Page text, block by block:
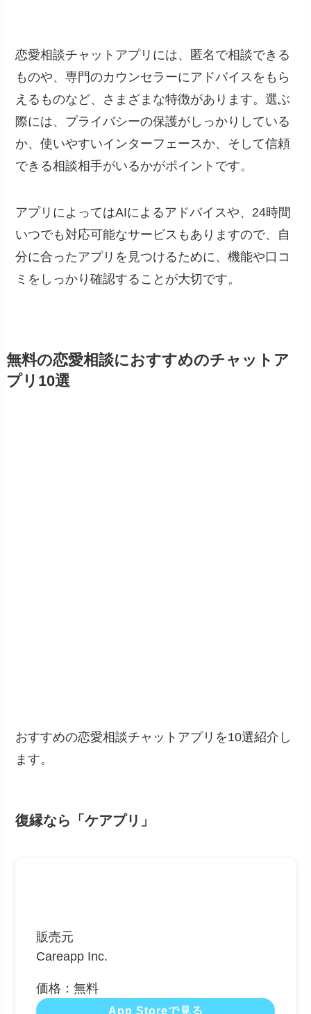
恋愛相談チャットアプリには、匿名で相談できる
ものや、専門のカウンセラーにアドバイスをもら
えるものなど、さまざまな特徴があります。選ぶ
際には、プライバシーの保護がしっかりしている
か、使いやすいインターフェースか、そして信頼
できる相談相手がいるかがポイントです。
アプリによってはAIによるアドバイスや、24時間
いつでも対応可能なサービスもありますので、自
分に合ったアプリを見つけるために、機能や口コ
ミをしっかり確認することが大切です。
無料の恋愛相談におすすめのチャットア
プリ10選
おすすめの恋愛相談チャットアプリを10選紹介し
ます。
復縁なら「ケアプリ」
販売元
Careapp Inc.
価格：無料
App Storeで見る